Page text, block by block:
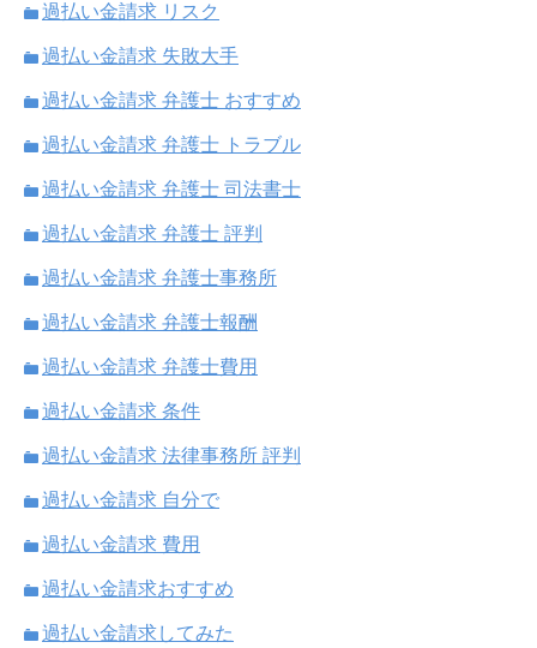
過払い金請求 リスク
過払い金請求 失敗大手
過払い金請求 弁護士 おすすめ
過払い金請求 弁護士 トラブル
過払い金請求 弁護士 司法書士
過払い金請求 弁護士 評判
過払い金請求 弁護士事務所
過払い金請求 弁護士報酬
過払い金請求 弁護士費用
過払い金請求 条件
過払い金請求 法律事務所 評判
過払い金請求 自分で
過払い金請求 費用
過払い金請求おすすめ
過払い金請求してみた